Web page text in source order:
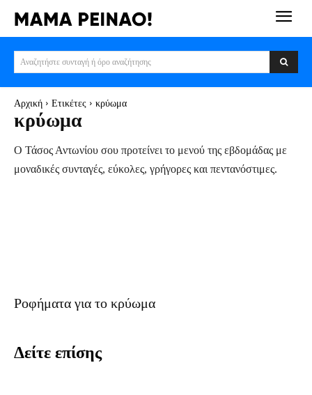
Αναζητήστε συνταγή ή όρο αναζήτησης
Αρχική Ετικέτες κρύωμα
κρύωμα
Ο Τάσος Αντωνίου σου προτείνει το μενού της εβδομάδας με
μοναδικές συνταγές, εύκολες, γρήγορες και πεντανόστιμες.
Ροφήματα για το κρύωμα
Δείτε επίσης